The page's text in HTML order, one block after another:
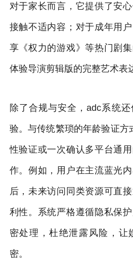
对于家长而言，它提供了安
接触不适内容；对于成年用
享《权力的游戏》等热门剧
体验导演剪辑版的完整艺术表
除了合规与安全，adc系统
验。与传统繁琐的年龄验证方
性验证或一次确认多平台通
作。例如，用户在主流蓝光
后，未来访问同类资源可直
利性。系统严格遵循隐私保
密处理，杜绝泄露风险，让
密。